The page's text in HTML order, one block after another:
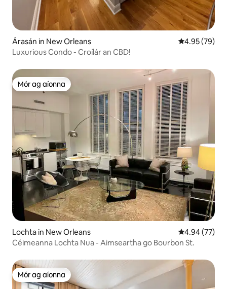
Árasán in New Orleans Meánrátáil
4.95 (79)
Luxurious Condo - Croílár an CBD!
Mór ag aíonna
Mór ag aíonna
Lochta in New Orleans Meánrátáil
4.94 (77)
Céimeanna Lochta Nua - Aimseartha go Bourbon St.
Mór ag aíonna
Mór ag aíonna